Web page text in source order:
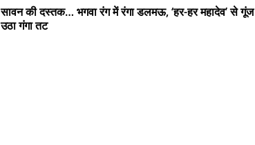
सावन की दस्तक… भगवा रंग में रंगा डलमऊ, ‘हर-हर महादेव’ से गूंज
उठा गंगा तट